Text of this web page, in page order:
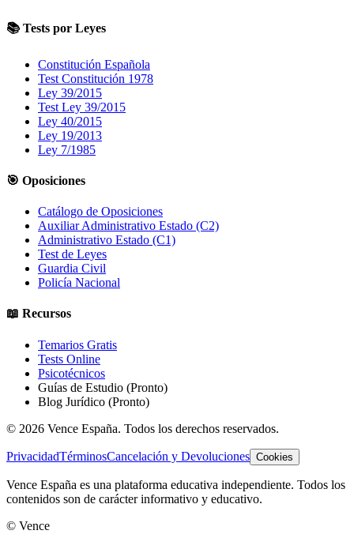
📚 Tests por Leyes
Constitución Española
Test Constitución 1978
Ley 39/2015
Test Ley 39/2015
Ley 40/2015
Ley 19/2013
Ley 7/1985
🎯 Oposiciones
Catálogo de Oposiciones
Auxiliar Administrativo Estado (C2)
Administrativo Estado (C1)
Test de Leyes
Guardia Civil
Policía Nacional
📖 Recursos
Temarios Gratis
Tests Online
Psicotécnicos
Guías de Estudio (Pronto)
Blog Jurídico (Pronto)
© 2026 Vence España. Todos los derechos reservados.
PrivacidadTérminosCancelación y Devoluciones Cookies
Vence España es una plataforma educativa independiente. Todos los
contenidos son de carácter informativo y educativo.
© Vence